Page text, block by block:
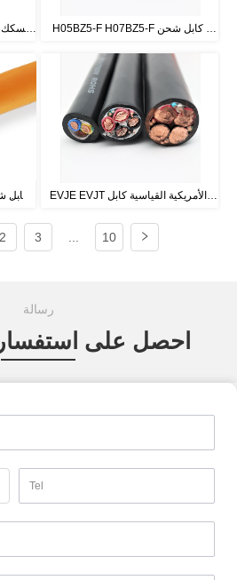
H05BZ5-F H07BZ5-F كابل شحن
السيارات الكهربائية
EVJE EVJT الأمريكية القياسية كابل
2 3 10
رسالة
احصل على